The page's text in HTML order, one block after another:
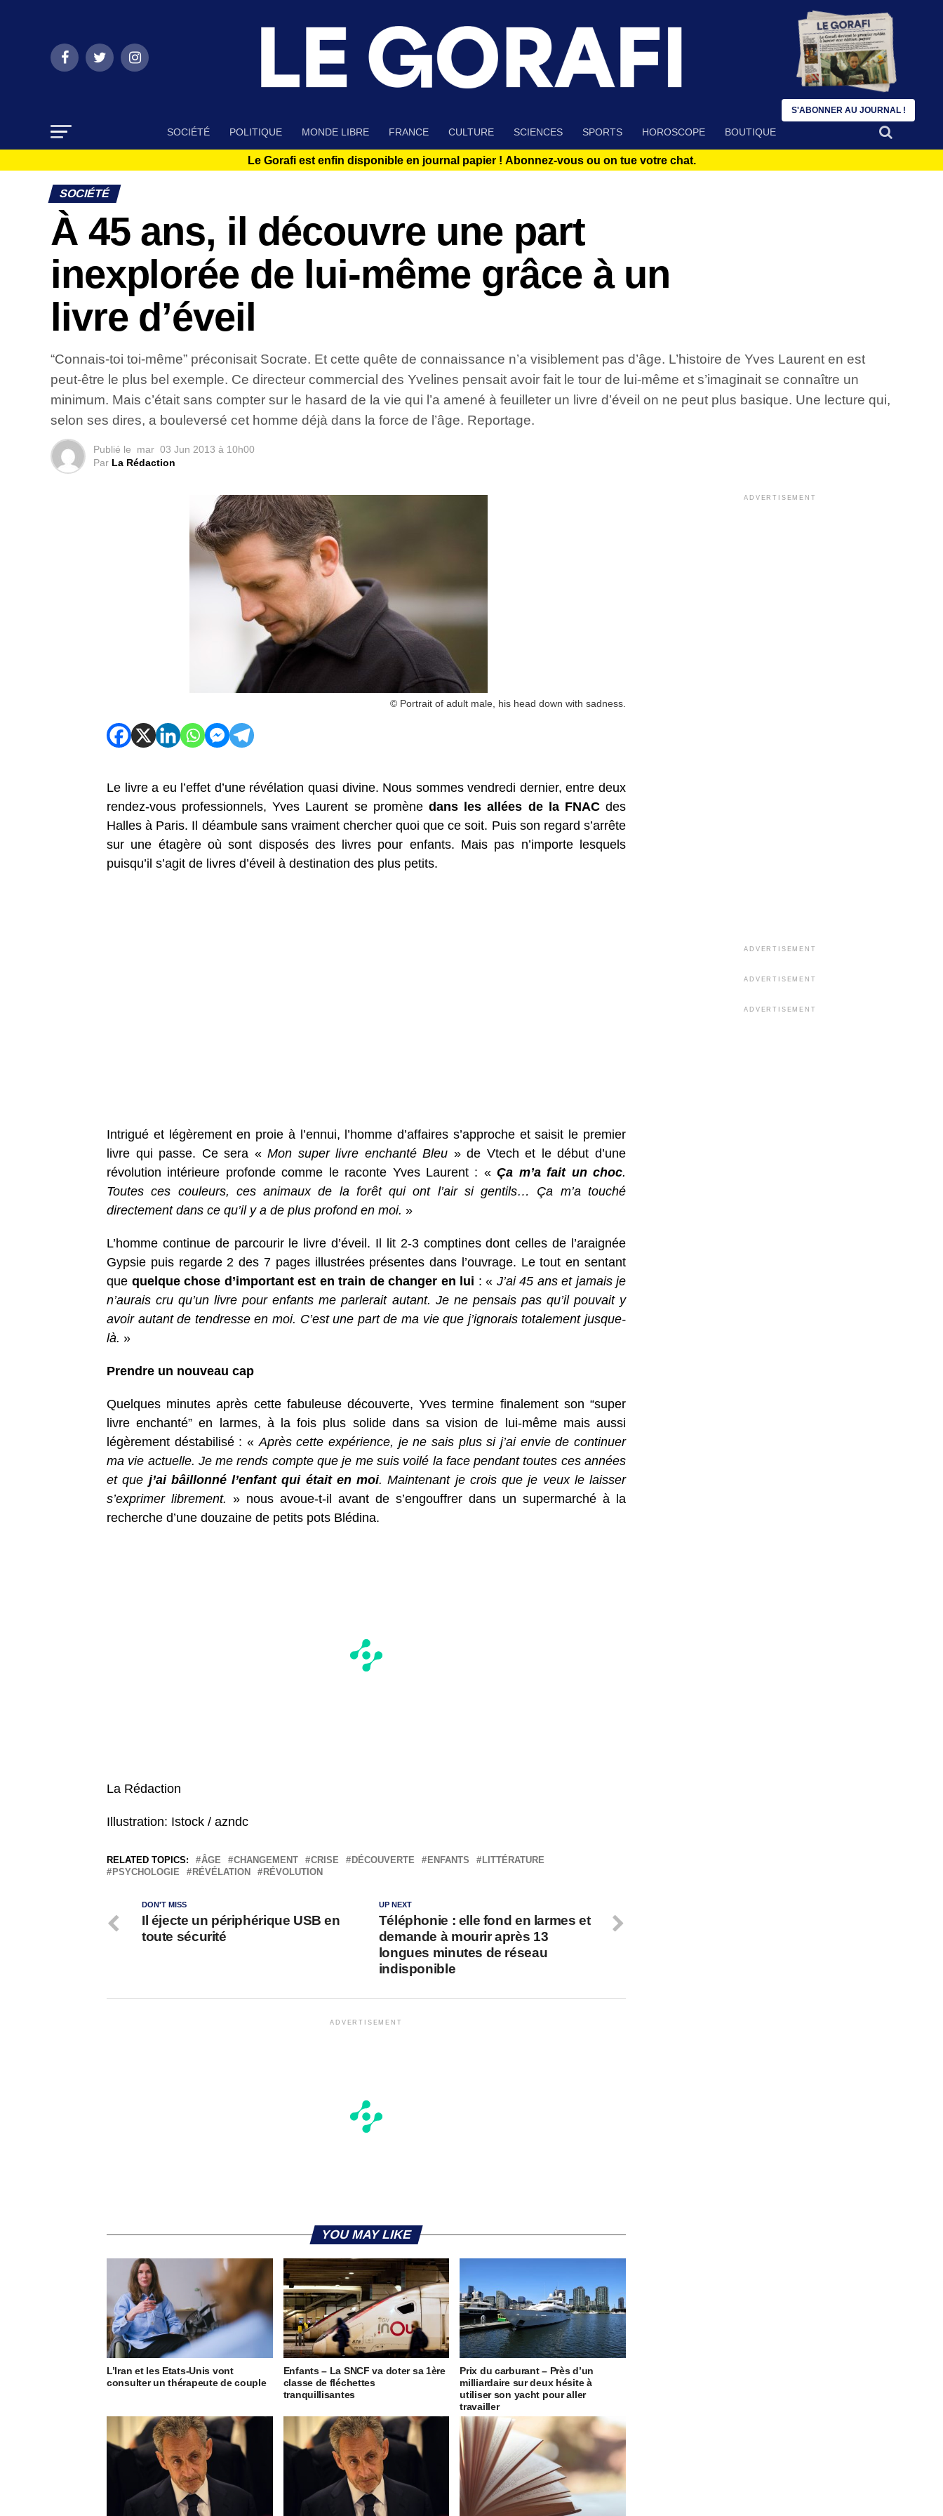
SOCIÉTÉ POLITIQUE MONDE LIBRE FRANCE CULTURE SCIENCES SPORTS HOROSCOPE BOUTIQUE
Le Gorafi est enfin disponible en journal papier ! Abonnez-vous ou on tue votre chat.
SOCIÉTÉ
À 45 ans, il découvre une part
inexplorée de lui-même grâce à un
livre d’éveil
“Connais-toi toi-même” préconisait Socrate. Et cette quête de connaissance n’a visiblement pas d’âge. L’histoire de Yves Laurent en est
peut-être le plus bel exemple. Ce directeur commercial des Yvelines pensait avoir fait le tour de lui-même et s’imaginait se connaître un
minimum. Mais c’était sans compter sur le hasard de la vie qui l’a amené à feuilleter un livre d’éveil on ne peut plus basique. Une lecture qui,
selon ses dires, a bouleversé cet homme déjà dans la force de l’âge. Reportage.
Publié le mar 03 Jun 2013 à 10h00
Par La Rédaction
© Portrait of adult male, his head down with sadness.
Le livre a eu l’effet d’une révélation quasi divine. Nous sommes vendredi dernier, entre deux
rendez-vous professionnels, Yves Laurent se promène dans les allées de la FNACdes
Halles à Paris. Il déambule sans vraiment chercher quoi que ce soit. Puis son regard s’arrête
sur une étagère où sont disposés des livres pour enfants. Mais pas n’importe lesquels
puisqu’il s’agit de livres d’éveil à destination des plus petits.
Intrigué et légèrement en proie à l’ennui, l’homme d’affaires s’approche et saisit le premier
livre qui passe. Ce sera «Mon super livre enchanté Bleu » de Vtech et le début d’une
révolution intérieure profonde comme le raconte Yves Laurent : «Ça m’a fait un choc.
Toutes ces couleurs, ces animaux de la forêt qui ont l’air si gentils… Ça m’a touché
directement dans ce qu’il y a de plus profond en moi. »
L’homme continue de parcourir le livre d’éveil. Il lit 2-3 comptines dont celles de l’araignée
Gypsie puis regarde 2 des 7 pages illustrées présentes dans l’ouvrage. Le tout en sentant
que quelque chose d’important est en train de changer en lui : « J’ai 45 ans et jamais je
n’aurais cru qu’un livre pour enfants me parlerait autant. Je ne pensais pas qu’il pouvait y
avoir autant de tendresse en moi. C’est une part de ma vie que j’ignorais totalement jusque-
là. »
Prendre un nouveau cap
Quelques minutes après cette fabuleuse découverte, Yves termine finalement son “super
livre enchanté” en larmes, à la fois plus solide dans sa vision de lui-même mais aussi
légèrement déstabilisé : «Après cette expérience, je ne sais plus si j’ai envie de continuer
ma vie actuelle. Je me rends compte que je me suis voilé la face pendant toutes ces années
et que j’ai bâillonné l’enfant qui était en moi. Maintenant je crois que je veux le laisser
s’exprimer librement. » nous avoue-t-il avant de s’engouffrer dans un supermarché à la
recherche d’une douzaine de petits pots Blédina.
La Rédaction
Illustration: Istock / azndc
RELATED TOPICS: ÂGE CHANGEMENT CRISE DÉCOUVERTE ENFANTS
LITTÉRATURE
PSYCHOLOGIE
RÉVÉLATION RÉVOLUTION
UP NEXT
Téléphonie : elle fond en larmes et
demande à mourir après 13
longues minutes de réseau
indisponible
DON'T MISS
Il éjecte un périphérique USB en
toute sécurité
ADVERTISEMENT
YOU MAY LIKE
L’Iran et les Etats-Unis vont
consulter un thérapeute de couple
Enfants – La SNCF va doter sa 1ère
classe de fléchettes
tranquillisantes
Prix du carburant – Près d’un
milliardaire sur deux hésite à
utiliser son yacht pour aller
travailler
ADVERTISEMENT
ADVERTISEMENT
ADVERTISEMENT
ADVERTISEMENT
S'ABONNER AU JOURNAL !